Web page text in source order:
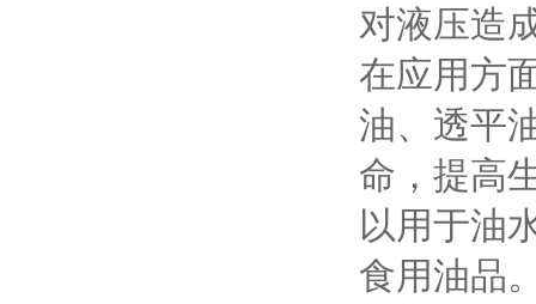
对液压造
在应用方
油、透平
命，提高
以用于油
食用油品